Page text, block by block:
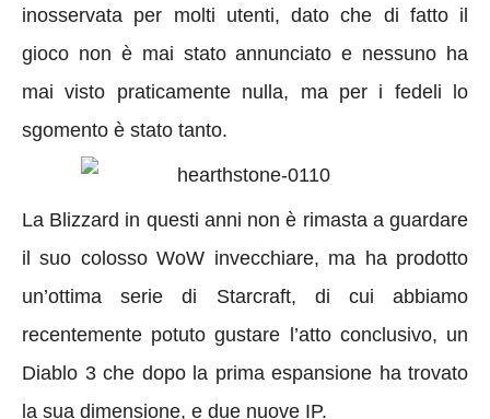
inosservata per molti utenti, dato che di fatto il
gioco non è mai stato annunciato e nessuno ha
mai visto praticamente nulla, ma per i fedeli lo
sgomento è stato tanto.
La Blizzard in questi anni non è rimasta a guardare
il suo colosso WoW invecchiare, ma ha prodotto
un’ottima serie di Starcraft, di cui abbiamo
recentemente potuto gustare l’atto conclusivo, un
Diablo 3 che dopo la prima espansione ha trovato
la sua dimensione, e due nuove IP.